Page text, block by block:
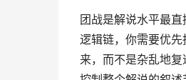
团战是解说水平最
逻辑链，你需要优
来，而不是杂乱地